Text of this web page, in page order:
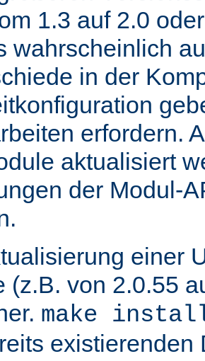
1.3 auf 2.0
wahrscheinlich
in der
erfordern.
aktualisiert
der Modul-
einer
(z.B. von 2.0.55
make
existierenden